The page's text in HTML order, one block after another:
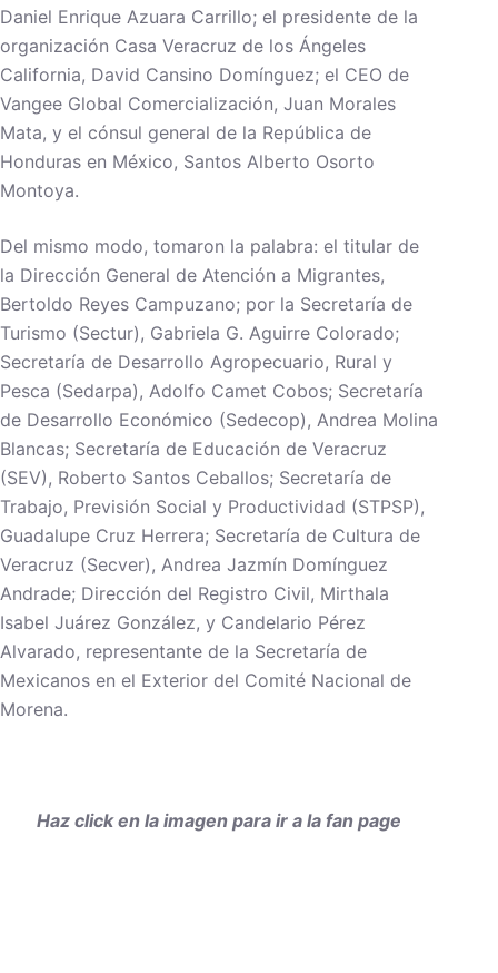
Daniel Enrique Azuara Carrillo; el presidente de la
organización Casa Veracruz de los Ángeles
California, David Cansino Domínguez; el CEO de
Vangee Global Comercialización, Juan Morales
Mata, y el cónsul general de la República de
Honduras en México, Santos Alberto Osorto
Montoya.
Del mismo modo, tomaron la palabra: el titular de
la Dirección General de Atención a Migrantes,
Bertoldo Reyes Campuzano; por la Secretaría de
Turismo (Sectur), Gabriela G. Aguirre Colorado;
Secretaría de Desarrollo Agropecuario, Rural y
Pesca (Sedarpa), Adolfo Camet Cobos; Secretaría
de Desarrollo Económico (Sedecop), Andrea Molina
Blancas; Secretaría de Educación de Veracruz
(SEV), Roberto Santos Ceballos; Secretaría de
Trabajo, Previsión Social y Productividad (STPSP),
Guadalupe Cruz Herrera; Secretaría de Cultura de
Veracruz (Secver), Andrea Jazmín Domínguez
Andrade; Dirección del Registro Civil, Mirthala
Isabel Juárez González, y Candelario Pérez
Alvarado, representante de la Secretaría de
Mexicanos en el Exterior del Comité Nacional de
Morena.
Haz click en la imagen para ir a la fan page